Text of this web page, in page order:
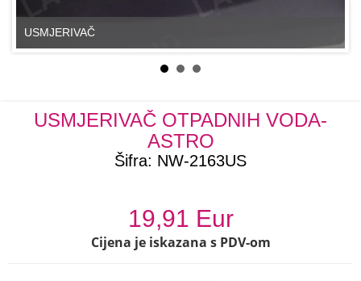
USMJERIVAČ
USMJERIVAČ OTPADNIH VODA-
ASTRO
Šifra: NW-2163US
19,91 Eur
Cijena je iskazana s PDV-om